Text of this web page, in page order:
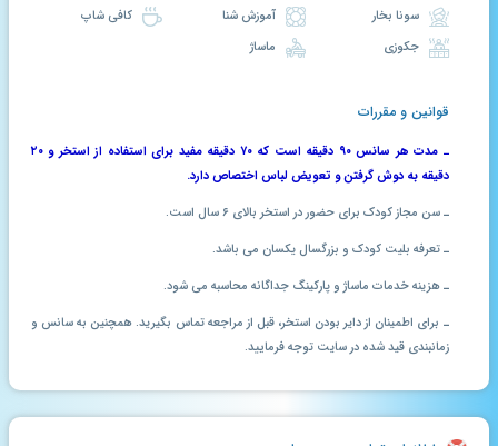
سونا بخار
جکوزی
آموزش شنا
کافی شاپ
قوانین و مقررات
ـ
مدت هر سانس ۹۰ دقیقه است که ۷۰ دقیقه مفید برای استفاده از استخر و ۲۰
دقیقه به دوش گرفتن و تعویض لباس اختصاص دارد.
ـ سن مجاز کودک برای حضور در استخر بالای ۶ سال است.
ـ تعرفه بلیت کودک و بزرگسال یکسان می باشد.
ـ هزینه خدمات ماساژ و پارکینگ جداگانه محاسبه می شود.
ـ برای اطمینان از دایر بودن استخر، قبل از مراجعه تماس بگیرید. همچنین به سانس و
زمانبندی قید شده در سایت توجه فرمایید.